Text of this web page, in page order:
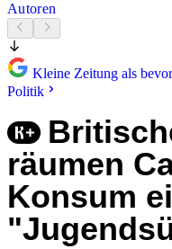
Autoren
Kleine Zeitung als
Politik
räumen
Konsum